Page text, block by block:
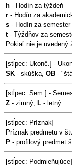
h - Hodín za týždeň
r - Hodín za
s - Hodín za semester
t- Týždňov za
Pokiaľ nie je uvedený
[stĺpec: Ukonč.] -
SK - skúška, OB -
[stĺpec: Sem.] -
Z - zimný, L - letný
[stĺpec: Príznak]
Príznak predmetu v
P - profilový predmet
[stĺpec: Podmieňujúce]